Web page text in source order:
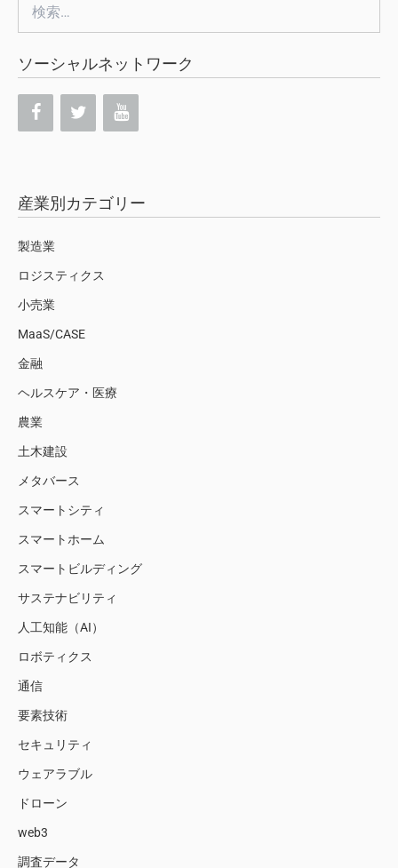
索:
ソーシャルネットワーク
産業別カテゴリー
製造業
ロジスティクス
小売業
MaaS/CASE
金融
ヘルスケア・医療
農業
土木建設
メタバース
スマートシティ
スマートホーム
スマートビルディング
サステナビリティ
人工知能（AI）
ロボティクス
通信
要素技術
セキュリティ
ウェアラブル
ドローン
web3
調査データ